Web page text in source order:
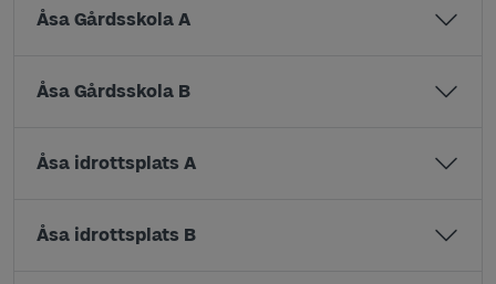
Åsa Gårdsskola A
Åsa Gårdsskola B
Åsa idrottsplats A
Åsa idrottsplats B